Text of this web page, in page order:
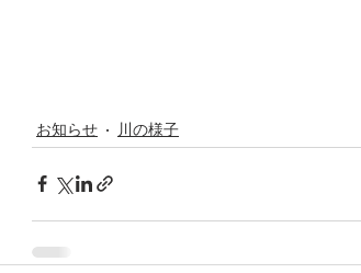
お知らせ 川の様子